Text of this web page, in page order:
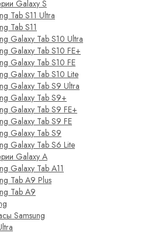
Galaxy S
Tab S11 Ultra
Tab S11
Galaxy Tab S10 Ultra
Galaxy Tab S10 FE+
Galaxy Tab S10 FE
Galaxy Tab S10 Lite
Galaxy Tab S9 Ultra
Galaxy Tab S9+
Galaxy Tab S9 FE+
Galaxy Tab S9 FE
Galaxy Tab S9
Galaxy Tab S6 Lite
Galaxy A
Galaxy Tab A11
Tab A9 Plus
Tab A9
Samsung